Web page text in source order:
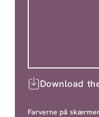
Download
Farverne på